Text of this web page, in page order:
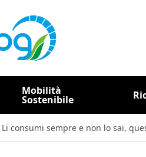
Mobilità
Sostenibile
Li consumi sempre e non lo sai,